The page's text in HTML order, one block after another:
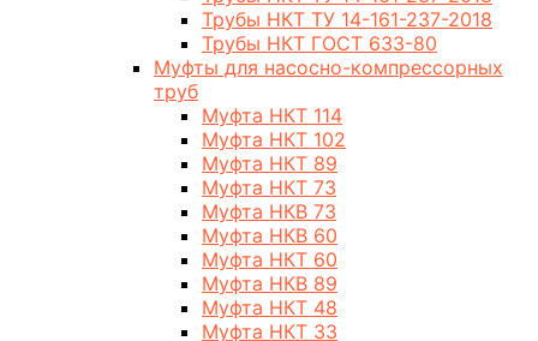
Трубы НКТ ТУ 14-161-237-2018
Трубы НКТ ГОСТ 633-80
Муфты для насосно-компрессорных
труб
Муфта НКТ 114
Муфта НКТ 102
Муфта НКТ 89
Муфта НКТ 73
Муфта НКВ 73
Муфта НКВ 60
Муфта НКТ 60
Муфта НКВ 89
Муфта НКТ 48
Муфта НКТ 33